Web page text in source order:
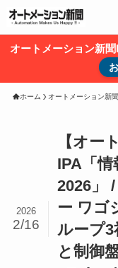
オートメーション新
ホーム オートメーション新
【オー
IPA「
2026」
ー ワゴ
ループ3
と制御
2026
2/16